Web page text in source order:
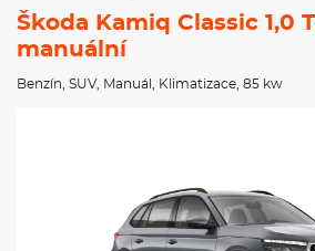
Škoda Kamiq Classic 1,0
manuální
Benzín SUV, Manuál Klimatizace , 85 kw